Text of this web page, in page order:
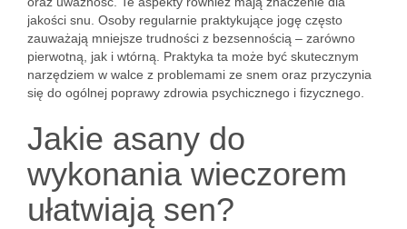
jakości snu. Osoby regularnie praktykujące jogę często
zauważają mniejsze trudności z bezsennością – zarówno
pierwotną, jak i wtórną. Praktyka ta może być skutecznym
narzędziem w walce z problemami ze snem oraz przyczynia
się do ogólnej poprawy zdrowia psychicznego i fizycznego.
Jakie asany do
wykonania wieczorem
ułatwiają sen?